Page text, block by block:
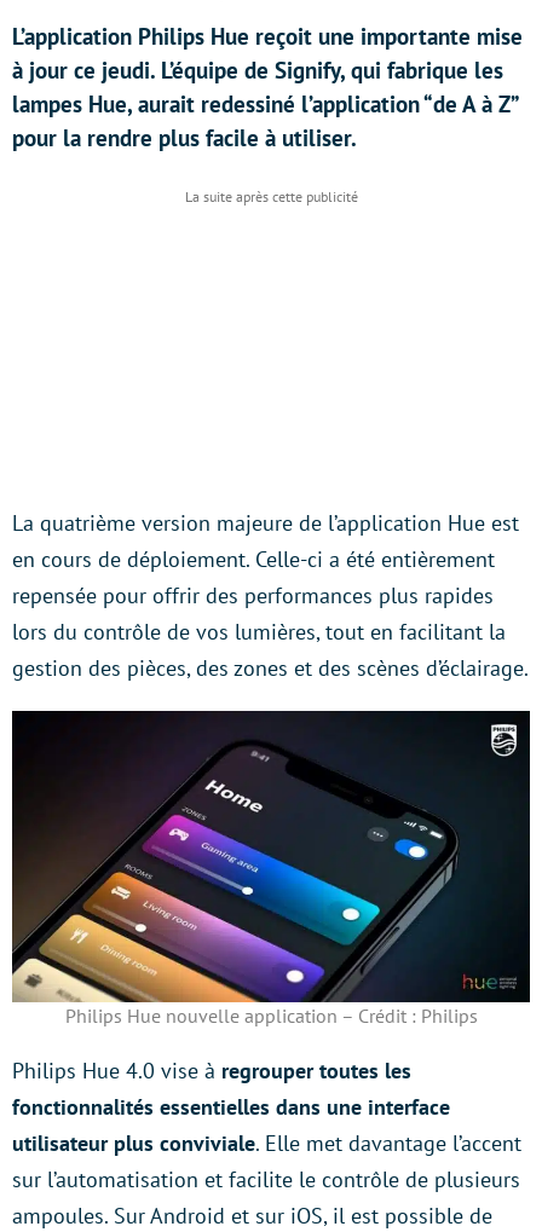
L’application Philips Hue reçoit une importante mise
à jour ce jeudi. L’équipe de Signify, qui fabrique les
lampes Hue, aurait redessiné l’application “de A à Z”
pour la rendre plus facile à utiliser.
La quatrième version majeure de l’application Hue est
en cours de déploiement. Celle-ci a été entièrement
repensée pour offrir des performances plus rapides
lors du contrôle de vos lumières, tout en facilitant la
gestion des pièces, des zones et des scènes d’éclairage.
Philips Hue nouvelle application – Crédit : Philips
Philips Hue 4.0 vise à regrouper toutes les
fonctionnalités essentielles dans une interface
utilisateur plus conviviale. Elle met davantage l’accent
sur l’automatisation et facilite le contrôle de plusieurs
ampoules. Sur Android et sur iOS, il est possible de